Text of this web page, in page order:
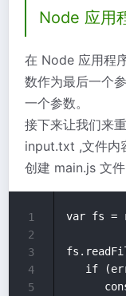
Node 应用
在 Node 应用程
数作为最后一个
一个参数。
接下来让我们来
input.txt ,文件内
创建 main.js 文件
var fs =
if
1
2
3
4
5